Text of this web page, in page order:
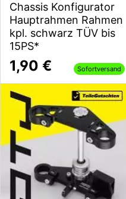
Chassis Konfigurator
Hauptrahmen Rahmen
kpl. schwarz TÜV bis
15PS*
1,90 € Sofortversand